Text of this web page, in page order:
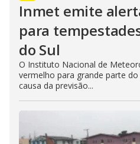
Inmet emite
para
do Sul
O Instituto Nacional de
vermelho para grande parte
causa da previsão...